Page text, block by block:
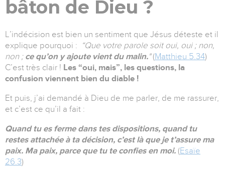
bâton de Dieu ?
L’indécision est bien un sentiment que Jésus déteste et il
explique pourquoi :
“Que votre parole soit oui, oui ; non,
non ; ce qu’on y ajoute vient du malin."(Matthieu 5.34)
C’est très clair ! Les “oui, mais”, les questions, la
confusion viennent bien du diable !
Et puis, j’ai demandé à Dieu de me parler, de me rassurer,
et c’est ce qu’il a fait :
Quand tu es ferme dans tes dispositions, quand tu
restes attachée à ta décision, c’est là que je t’assure ma
paix. Ma paix, parce que tu te confies en moi. (Esaïe
26.3)